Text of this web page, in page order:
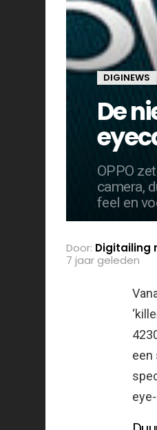
DIGINEWS
De
OPPO
camera,
feel en
Door: Digitailing
7 jaar geleden
een